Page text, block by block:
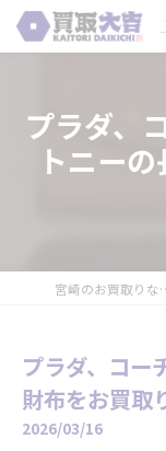
プラダ、
トニー
宮崎のお買取
プラダ、コー
財布をお買取
2026/03/16